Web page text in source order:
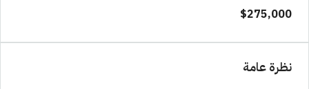
$275,000
نظرة عامة